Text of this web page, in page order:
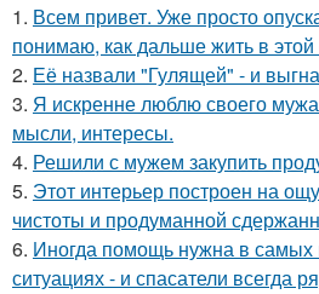
1. Всем привет. Уже просто
понимаю, как дальше жить в этой
2. Её назвали "Гулящей" - и
3. Я искренне люблю своего мужа
мысли, интересы.
4. Решили с мужем закупить
5. Этот интерьер построен на
чистоты и продуманной
6. Иногда помощь нужна в
ситуациях - и спасатели всегда